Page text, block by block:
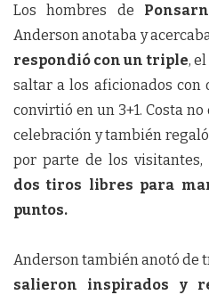
Los hombres de
Anderson anotaba y
respondió con un triple,
saltar a los aficionados con
convirtió en un 3+1. Costa
celebración y también
por parte de los visitantes,
dos tiros libres para
puntos.
Anderson también anotó de
salieron inspirados y